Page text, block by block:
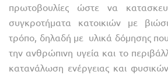
πρωτοβουλίες ώστε να
συγκροτήματα κατοικιών με
τρόπο, δηλαδή με υλικά δόμησης
την ανθρώπινη υγεία και το
κατανάλωση ενέργειας και